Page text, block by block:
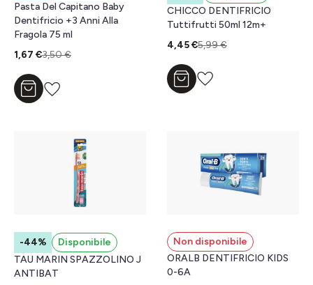
Pasta Del Capitano Baby
Dentifricio +3 Anni Alla
Fragola 75 ml
1,67 €3,50 €
Aggiungi al carrello
CHICCO DENTIFRICIO
Tuttifrutti 50ml 12m+
4,45 €5,99 €
Aggiungi al carrello
-44%
Disponibile
TAU MARIN SPAZZOLINO J
ANTIBAT
Non disponibile
ORALB DENTIFRICIO KIDS
0-6A